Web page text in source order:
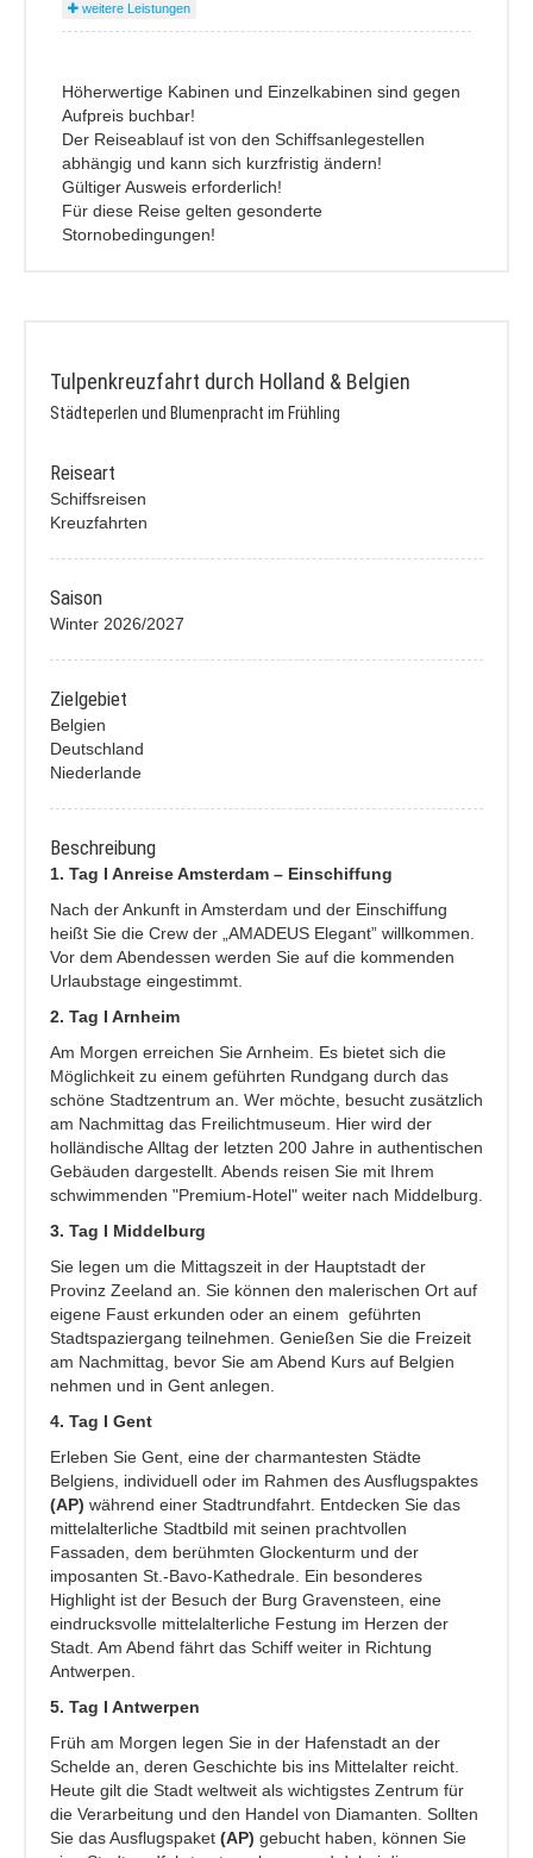
weitere Leistungen
Höherwertige Kabinen und Einzelkabinen sind gegen
Aufpreis buchbar!
Der Reiseablauf ist von den Schiffsanlegestellen
abhängig und kann sich kurzfristig ändern!
Gültiger Ausweis erforderlich!
Für diese Reise gelten gesonderte
Stornobedingungen!
Tulpenkreuzfahrt durch Holland & Belgien
Städteperlen und Blumenpracht im Frühling
Reiseart
Schiffsreisen
Kreuzfahrten
Saison
Winter 2026/2027
Zielgebiet
Belgien
Deutschland
Niederlande
Beschreibung
1. Tag I Anreise Amsterdam – Einschiffung
Nach der Ankunft in Amsterdam und der Einschiffung
heißt Sie die Crew der „AMADEUS Elegant” willkommen.
Vor dem Abendessen werden Sie auf die kommenden
Urlaubstage eingestimmt.
2. Tag I Arnheim
Am Morgen erreichen Sie Arnheim. Es bietet sich die
Möglichkeit zu einem geführten Rundgang durch das
schöne Stadtzentrum an. Wer möchte, besucht zusätzlich
am Nachmittag das Freilichtmuseum. Hier wird der
holländische Alltag der letzten 200 Jahre in authentischen
Gebäuden dargestellt. Abends reisen Sie mit Ihrem
schwimmenden "Premium-Hotel" weiter nach Middelburg.
3. Tag I Middelburg
Sie legen um die Mittagszeit in der Hauptstadt der
Provinz Zeeland an. Sie können den malerischen Ort auf
eigene Faust erkunden oder an einem geführten
Stadtspaziergang teilnehmen. Genießen Sie die Freizeit
am Nachmittag, bevor Sie am Abend Kurs auf Belgien
nehmen und in Gent anlegen.
4. Tag I Gent
Erleben Sie Gent, eine der charmantesten Städte
Belgiens, individuell oder im Rahmen des Ausflugspaktes
(AP) während einer Stadtrundfahrt. Entdecken Sie das
mittelalterliche Stadtbild mit seinen prachtvollen
Fassaden, dem berühmten Glockenturm und der
imposanten St.-Bavo-Kathedrale. Ein besonderes
Highlight ist der Besuch der Burg Gravensteen, eine
eindrucksvolle mittelalterliche Festung im Herzen der
Stadt. Am Abend fährt das Schiff weiter in Richtung
Antwerpen.
5. Tag I Antwerpen
Früh am Morgen legen Sie in der Hafenstadt an der
Schelde an, deren Geschichte bis ins Mittelalter reicht.
Heute gilt die Stadt weltweit als wichtigstes Zentrum für
die Verarbeitung und den Handel von Diamanten. Sollten
Sie das Ausflugspaket (AP) gebucht haben, können Sie